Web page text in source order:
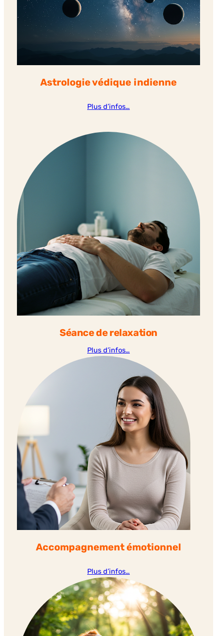
Astrologie védique indienne
Plus d’infos…
Séance de relaxation
Plus d’infos…
Accompagnement émotionnel
Plus d’infos…